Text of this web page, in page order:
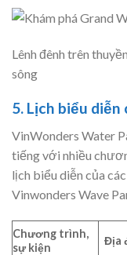
Lênh đênh trên
sông
5. Lịch biểu
VinWonders Water
tiếng với nhiều
lịch biểu diễn của
Vinwonders Wave
Chương trình,
sự kiện
Địa